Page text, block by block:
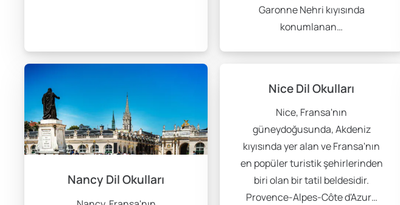
Garonne Nehri kıyısında
konumlanan…
Nancy Dil Okulları
Nice Dil Okulları
Nice, Fransa'nın
güneydoğusunda, Akdeniz
kıyısında yer alan ve Fransa'nın
en popüler turistik şehirlerinden
biri olan bir tatil beldesidir.
Provence-Alpes-Côte d'Azur…